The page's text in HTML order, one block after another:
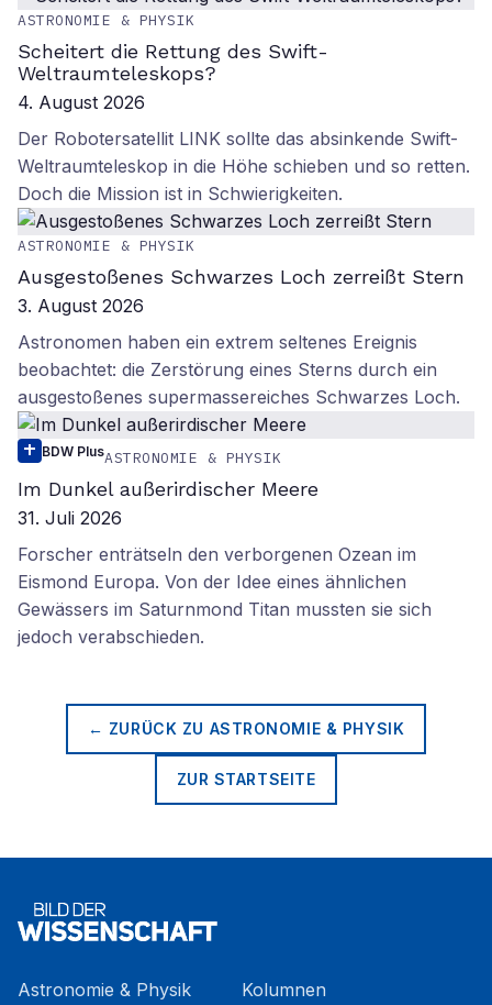
ASTRONOMIE & PHYSIK
Scheitert die Rettung des Swift-
Weltraumteleskops?
4. August 2026
Der Robotersatellit LINK sollte das absinkende Swift-
Weltraumteleskop in die Höhe schieben und so retten.
Doch die Mission ist in Schwierigkeiten.
ASTRONOMIE & PHYSIK
Ausgestoßenes Schwarzes Loch zerreißt Stern
3. August 2026
Astronomen haben ein extrem seltenes Ereignis
beobachtet: die Zerstörung eines Sterns durch ein
ausgestoßenes supermassereiches Schwarzes Loch.
BDW PlusASTRONOMIE & PHYSIK
Im Dunkel außerirdischer Meere
31. Juli 2026
Forscher enträtseln den verborgenen Ozean im
Eismond Europa. Von der Idee eines ähnlichen
Gewässers im Saturnmond Titan mussten sie sich
jedoch verabschieden.
← ZURÜCK ZU ASTRONOMIE & PHYSIK
ZUR STARTSEITE
Astronomie & Physik
Kolumnen